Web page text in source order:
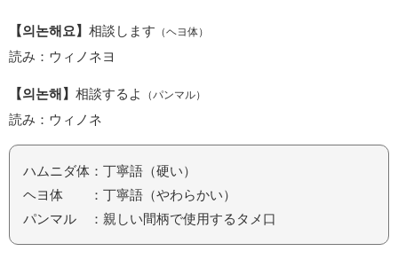
【의논해요】 相談します （ヘヨ体）
読み：ウィノネヨ
【의논해】 相談するよ （パンマル）
読み：ウィノネ
ハムニダ体：丁寧語（硬い）
ヘヨ体 ：丁寧語（やわらかい）
パンマル ：親しい間柄で使用するタメ口